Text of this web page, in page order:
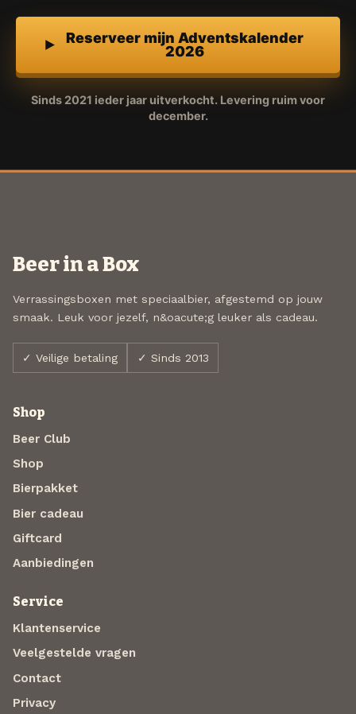
Reserveer mijn Adventskalender
2026
Sinds 2021 ieder jaar uitverkocht. Levering ruim voor
december.
Beer in a Box
Verrassingsboxen met speciaalbier, afgestemd op jouw
smaak. Leuk voor jezelf, n&oacute;g leuker als cadeau.
✓ Veilige betaling ✓ Sinds 2013
Shop
Beer Club
Shop
Bierpakket
Bier cadeau
Giftcard
Aanbiedingen
Service
Klantenservice
Veelgestelde vragen
Contact
Privacy